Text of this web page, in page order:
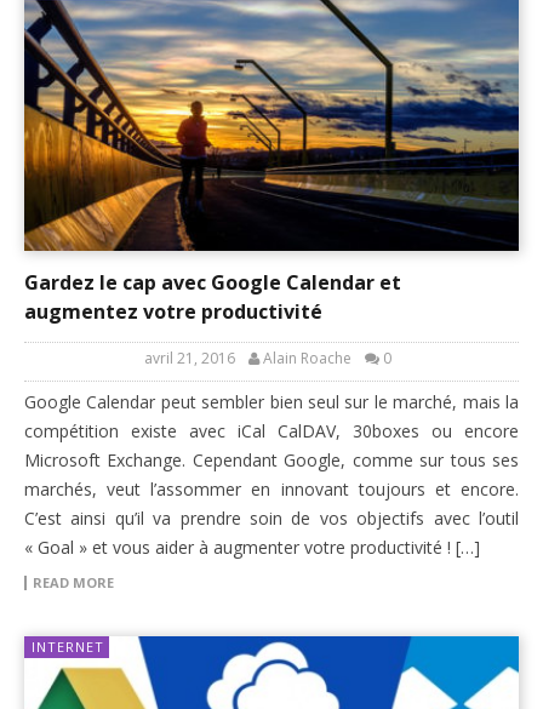
Gardez le cap avec Google Calendar et
augmentez votre productivité
avril 21, 2016 Alain Roache 0
Google Calendar peut sembler bien seul sur le marché, mais la
compétition existe avec iCal CalDAV, 30boxes ou encore
Microsoft Exchange. Cependant Google, comme sur tous ses
marchés, veut l’assommer en innovant toujours et encore.
C’est ainsi qu’il va prendre soin de vos objectifs avec l’outil
« Goal » et vous aider à augmenter votre productivité ! […]
READ MORE
INTERNET